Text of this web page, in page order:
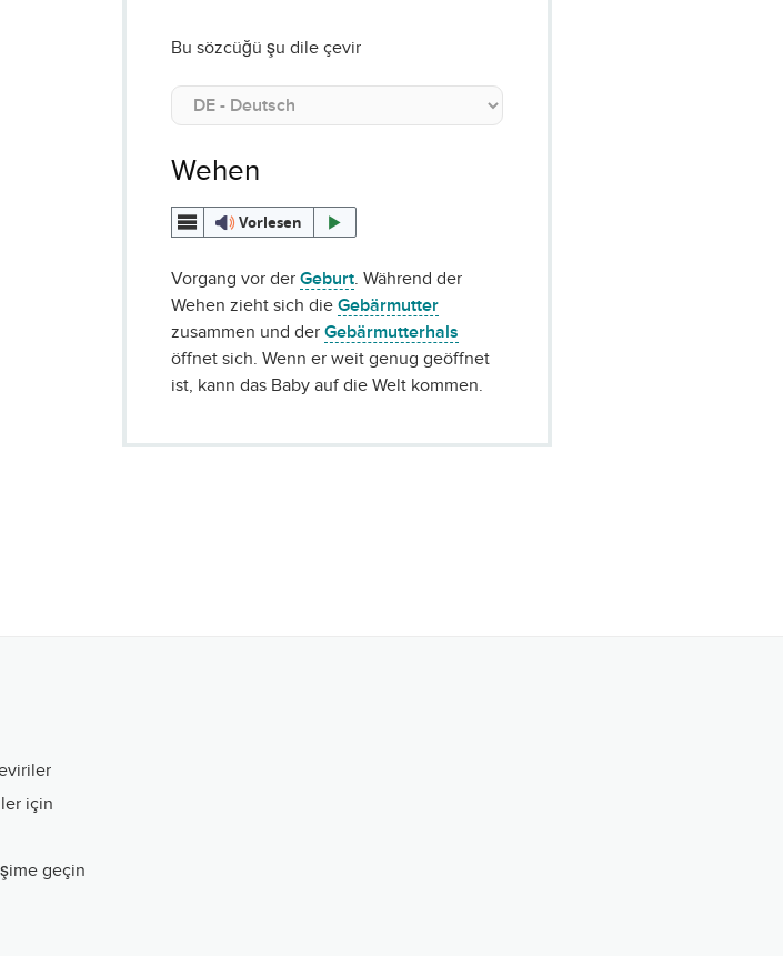
Bu sözcüğü şu dile çevir
Wehen
Vorlesen
Vorgang vor derGeburt. Während der
Wehen zieht sich dieGebärmutter
zusammen und derGebärmutterhals
öffnet sich. Wenn er weit genug geöffnet
ist, kann das Baby auf die Welt kommen.
için
geçin